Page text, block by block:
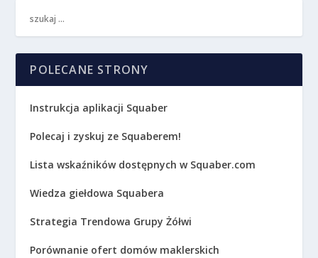
POLECANE STRONY
Instrukcja aplikacji Squaber
Polecaj i zyskuj ze Squaberem!
Lista wskaźników dostępnych w Squaber.com
Wiedza giełdowa Squabera
Strategia Trendowa Grupy Żółwi
Porównanie ofert domów maklerskich